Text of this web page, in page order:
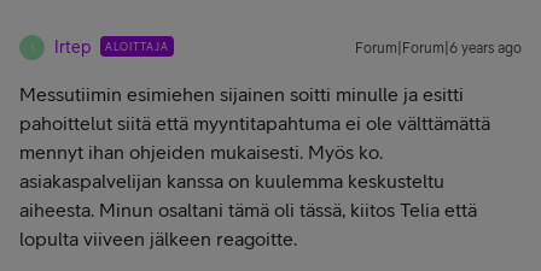
Irtep ALOITTAJA Forum|Forum|6 years ago
Messutiimin esimiehen sijainen soitti minulle ja esitti
pahoittelut siitä että myyntitapahtuma ei ole välttämättä
mennyt ihan ohjeiden mukaisesti. Myös ko.
asiakaspalvelijan kanssa on kuulemma keskusteltu
aiheesta. Minun osaltani tämä oli tässä, kiitos Telia että
lopulta viiveen jälkeen reagoitte.